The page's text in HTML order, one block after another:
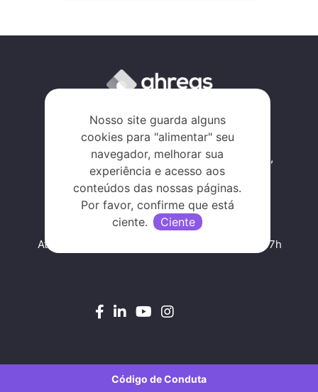
Nosso site guarda alguns
cookies para "alimentar" seu
navegador, melhorar sua
experiência e acesso aos
conteúdos das nossas páginas.
Por favor, confirme que está
ciente.
Ciente
Al. Rio Negro, 585/B, Alphaville Industrial,
Barueri - SP, SP 06454-000
Traçar rota
Atendimento de segunda a sexta, das 09h às 17h
Código de Conduta